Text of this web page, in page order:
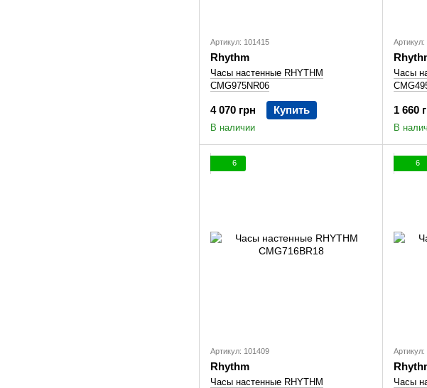
Артикул: 101415
Rhythm
Часы настенные RHYTHM
CMG975NR06
4 070 грн Купить
В наличии
Артикул:
Часы
1 660
В
6
Артикул: 101409
Rhythm
Часы настенные RHYTHM
6
Артикул:
Часы